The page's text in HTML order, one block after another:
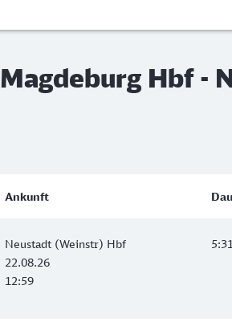
Magdeburg Hbf -
Ankunft
Neustadt (Weinstr) Hbf
22.08.26
12:59
5:31